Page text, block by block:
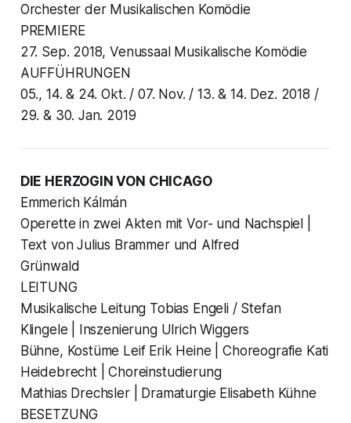
Orchester der Musikalischen Komödie
PREMIERE
27. Sep. 2018, Venussaal Musikalische Komödie
AUFFÜHRUNGEN
05., 14. & 24. Okt. / 07. Nov. / 13. & 14. Dez. 2018 /
29. & 30. Jan. 2019
DIE HERZOGIN VON CHICAGO
Emmerich Kálmán
Operette in zwei Akten mit Vor- und Nachspiel |
Text von Julius Brammer und Alfred
Grünwald
LEITUNG
Musikalische Leitung Tobias Engeli / Stefan
Klingele | Inszenierung Ulrich Wiggers
Bühne, Kostüme Leif Erik Heine | Choreografie Kati
Heidebrecht | Choreinstudierung
Mathias Drechsler | Dramaturgie Elisabeth Kühne
BESETZUNG